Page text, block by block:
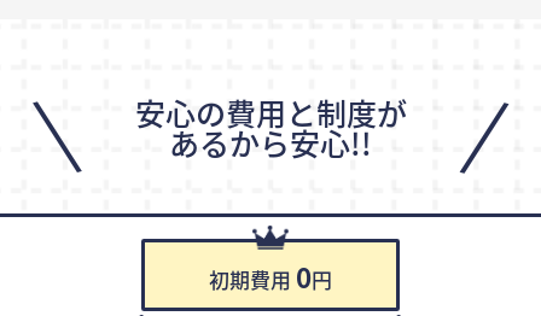
\ 安心の費用と制度が
あるから安心!! /
初期費用 0円